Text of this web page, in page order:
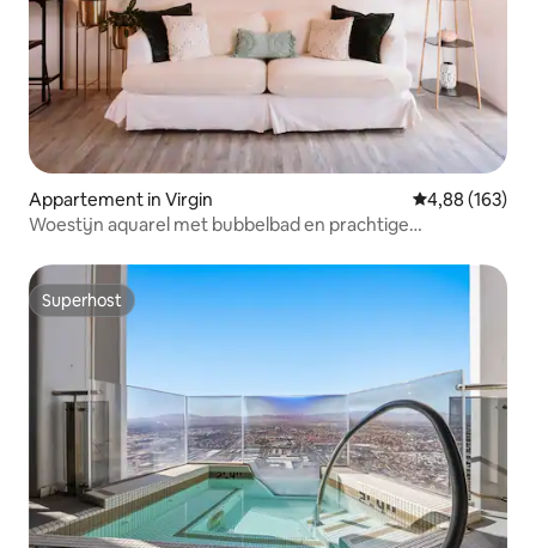
Appartement in Virgin Gemiddelde
4,88 (163)
Woestijn aquarel met bubbelbad en prachtige
Superhost
Superhost